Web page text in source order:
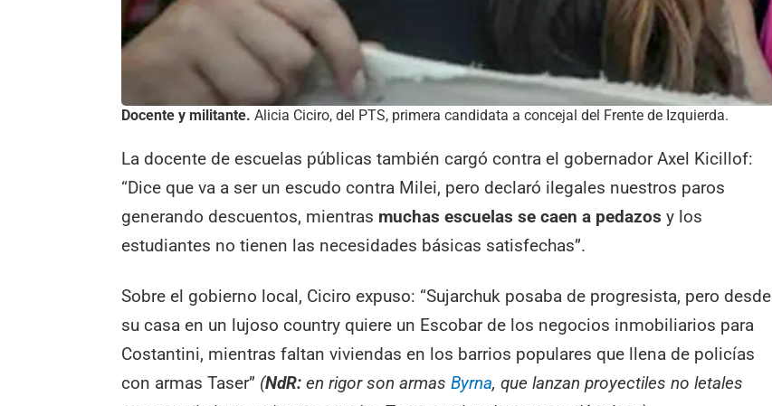
Docente y militante. Alicia Ciciro, del PTS, primera candidata a concejal del Frente de Izquierda.
La docente de escuelas públicas también cargó contra el gobernador Axel Kicillof:
“Dice que va a ser un escudo contra Milei, pero declaró ilegales nuestros paros
generando descuentos, mientras muchas escuelas se caen a pedazosy los
estudiantes no tienen las necesidades básicas satisfechas”.
Sobre el gobierno local, Ciciro expuso: “Sujarchuk posaba de progresista, pero desde
su casa en un lujoso country quiere un Escobar de los negocios inmobiliarios para
Costantini, mientras faltan viviendas en los barrios populares que llena de policías
con armas Taser” (NdR: en rigor son armasByrna, que lanzan proyectiles no letales